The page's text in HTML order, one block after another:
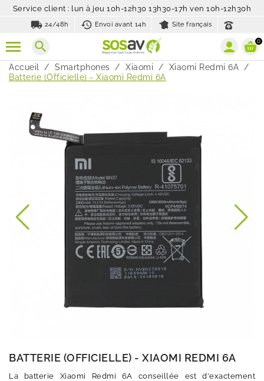
Service client : lun à jeu 10h-12h30 13h30-17h ven 10h-12h30h
local_shipping 24/48h history_toggle_off
Envoi avant 14h Site français
search 0
Accueil Smartphones Xiaomi
Xiaomi Redmi 6A
Batterie (Officielle) - Xiaomi Redmi 6A
BATTERIE (OFFICIELLE) - XIAOMI REDMI 6A
La batterie Xiaomi Redmi 6A conseillée est d'exactement